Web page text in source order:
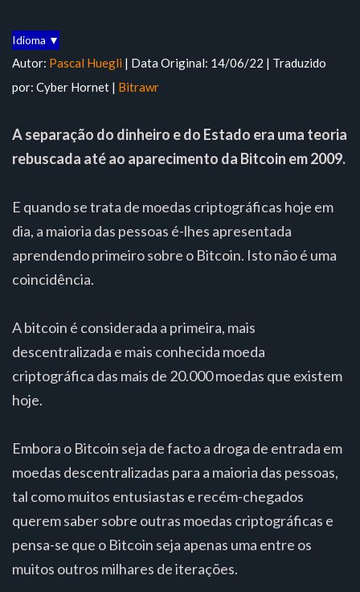
Idioma ▼
Autor: Pascal Huegli | Data Original: 14/06/22 | Traduzido
por: Cyber Hornet | Bitrawr
A separação do dinheiro e do Estado era uma teoria
rebuscada até ao aparecimento da Bitcoin em 2009.
E quando se trata de moedas criptográficas hoje em
dia, a maioria das pessoas é-lhes apresentada
aprendendo primeiro sobre o Bitcoin. Isto não é uma
coincidência.
A bitcoin é considerada a primeira, mais
descentralizada e mais conhecida moeda
criptográfica das mais de 20.000 moedas que existem
hoje.
Embora o Bitcoin seja de facto a droga de entrada em
moedas descentralizadas para a maioria das pessoas,
tal como muitos entusiastas e recém-chegados
querem saber sobre outras moedas criptográficas e
pensa-se que o Bitcoin seja apenas uma entre os
muitos outros milhares de iterações.